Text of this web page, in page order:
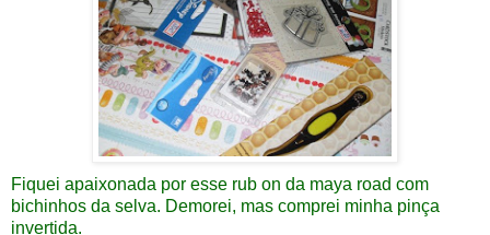
Fiquei apaixonada por esse rub on da maya road com
bichinhos da selva. Demorei, mas comprei minha pinça
invertida.